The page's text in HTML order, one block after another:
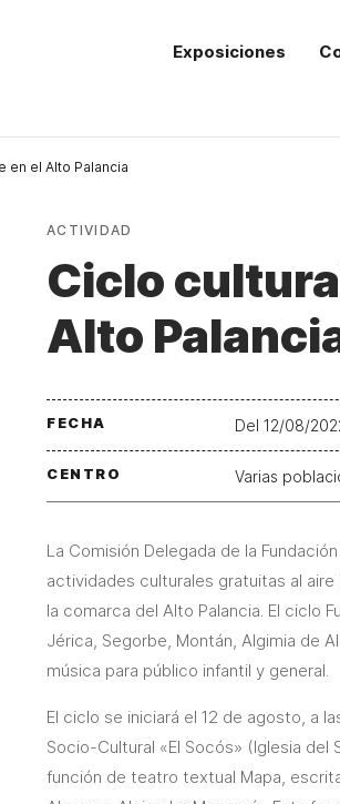
Exposiciones
en el Alto Palancia
ACTIVIDAD
Ciclo
Alto
FECHA Del 12/08/
CENTRO Varias
La Comisión Delegada de la
actividades culturales gratuitas al
la comarca del Alto Palancia. El ciclo
Jérica, Segorbe, Montán, Algimia de
música para público infantil y general.
El ciclo se iniciará el 12 de agosto, a
Socio-Cultural «El Socós» (Iglesia
función de teatro textual Mapa,